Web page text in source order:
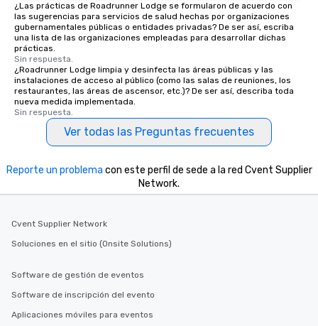
¿Las prácticas de Roadrunner Lodge se formularon de acuerdo con
las sugerencias para servicios de salud hechas por organizaciones
gubernamentales públicas o entidades privadas? De ser así, escriba
una lista de las organizaciones empleadas para desarrollar dichas
prácticas.
Sin respuesta.
¿Roadrunner Lodge limpia y desinfecta las áreas públicas y las
instalaciones de acceso al público (como las salas de reuniones, los
restaurantes, las áreas de ascensor, etc.)? De ser así, describa toda
nueva medida implementada.
Sin respuesta.
Ver todas las Preguntas frecuentes
Reporte un problema con este perfil de sede a la red Cvent Supplier
Network.
Cvent Supplier Network
Soluciones en el sitio (Onsite Solutions)
Software de gestión de eventos
Software de inscripción del evento
Aplicaciones móviles para eventos